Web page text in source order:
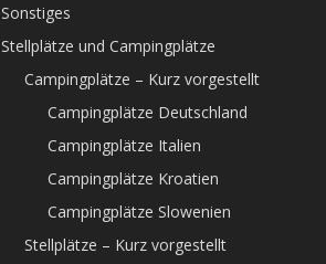
Sonstiges
Stellplätze und Campingplätze
Campingplätze – Kurz vorgestellt
Campingplätze Deutschland
Campingplätze Italien
Campingplätze Kroatien
Campingplätze Slowenien
Stellplätze – Kurz vorgestellt